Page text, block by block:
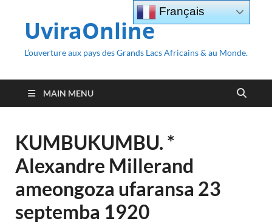
UviraOnline
L’ouverture aux pays des Grands Lacs Africains & au Monde.
MAIN MENU
KUMBUKUMBU. *
Alexandre Millerand
ameongoza ufaransa 23
septemba 1920
Français